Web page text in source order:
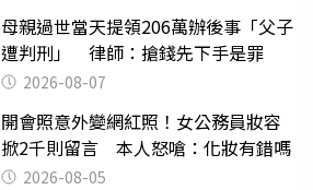
母親過世當天提領206萬辦後事「父子
遭判刑」 律師：搶錢先下手是罪
2026-08-07
開會照意外變網紅照！女公務員妝容
掀2千則留言 本人怒嗆：化妝有錯嗎
2026-08-05